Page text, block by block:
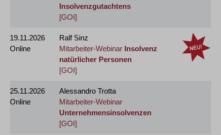
Insolvenzgutachtens
[GOI]
19.11.2026
Online
Ralf Sinz
Mitarbeiter-Webinar Insolvenz
natürlicher Personen
[GOI]
25.11.2026
Online
Alessandro Trotta
Mitarbeiter-Webinar
Unternehmensinsolvenzen
[GOI]